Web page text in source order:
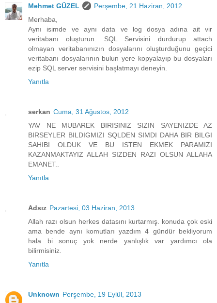
Mehmet GÜZEL
Perşembe, 21 Haziran, 2012
Merhaba,
Aynı isimde ve aynı data ve log dosya adına ait vir
veritabanı oluşturun. SQL Servisini durdurup attach
olmayan veritabanınızın dosyalarını oluşturduğunu geçici
veritabanı dosyalarının bulun yere kopyalayıp bu dosyaları
ezip SQL server servisini başlatmayı deneyin.
Yanıtla
serkan Cuma, 31 Ağustos, 2012
YAV NE MUBAREK BIRISINIZ SIZIN SAYENIZDE AZ
BIRSEYLER BILDIGMIZI SQLDEN SIMDI DAHA BIR BILGI
SAHIBI OLDUK VE BU ISTEN EKMEK PARAMIZI
KAZANMAKTAYIZ ALLAH SIZDEN RAZI OLSUN ALLAHA
EMANET..
Yanıtla
Adsız Pazartesi, 03 Haziran, 2013
Allah razı olsun herkes datasını kurtarmış. konuda çok eski
ama bende aynı komutları yazdım 4 gündür bekliyorum
hala bi sonuç yok nerde yanlışlık var yardımcı ola
bilirmisiniz.
Yanıtla
Unknown Perşembe, 19 Eylül, 2013